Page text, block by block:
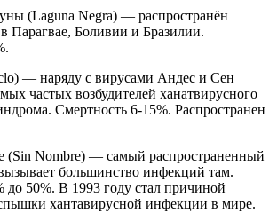
(Laguna Negra) — распространён
Парагвае, Боливии и Бразилии.
— наряду с вирусами Андес и Сен
частых возбудителей ханатвирусного
Смертность 6-15%. Распространен
Nombre) — самый распространенный
большинство инфекций там.
до 50%. В 1993 году стал причиной
хантавирусной инфекции в мире.